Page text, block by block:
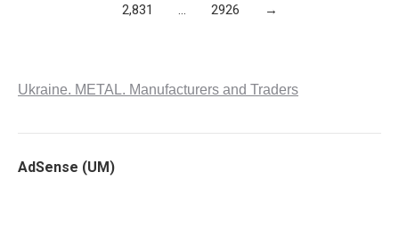
2,831
… 2926 →
Ukraine. METAL. Manufacturers and Traders
AdSense (UM)